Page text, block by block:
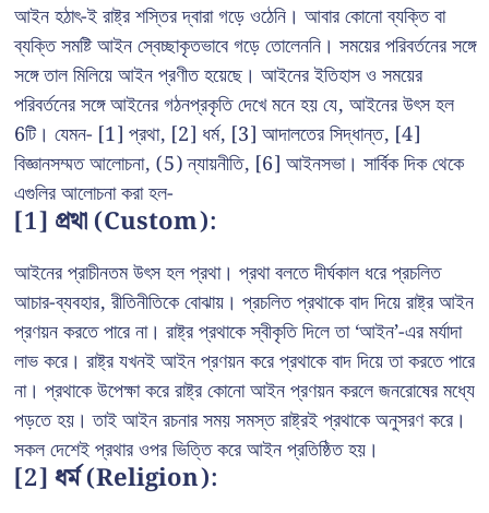
আইন হঠাৎ-ই রাষ্ট্র শস্তির দ্বারা গড়ে ওঠেনি। আবার কোনো ব্যক্তি বা
ব্যক্তি সমষ্টি আইন স্বেচ্ছাকৃতভাবে গড়ে তোলেননি। সময়ের পরিবর্তনের সঙ্গে
সঙ্গে তাল মিলিয়ে আইন প্রণীত হয়েছে। আইনের ইতিহাস ও সময়ের
পরিবর্তনের সঙ্গে আইনের গঠনপ্রকৃতি দেখে মনে হয় যে, আইনের উৎস হল
6টি। যেমন- [1] প্রথা, [2] ধর্ম, [3] আদালতের সিদ্ধান্ত, [4]
বিজ্ঞানসম্মত আলোচনা, (5) ন্যায়নীতি, [6] আইনসভা। সার্বিক দিক থেকে
এগুলির আলোচনা করা হল-
[1] প্রথা (Custom):
আইনের প্রাচীনতম উৎস হল প্রথা। প্রথা বলতে দীর্ঘকাল ধরে প্রচলিত
আচার-ব্যবহার, রীতিনীতিকে বোঝায়। প্রচলিত প্রথাকে বাদ দিয়ে রাষ্ট্র আইন
প্রণয়ন করতে পারে না। রাষ্ট্র প্রথাকে স্বীকৃতি দিলে তা ‘আইন’-এর মর্যাদা
লাভ করে। রাষ্ট্র যখনই আইন প্রণয়ন করে প্রথাকে বাদ দিয়ে তা করতে পারে
না। প্রথাকে উপেক্ষা করে রাষ্ট্র কোনো আইন প্রণয়ন করলে জনরোষের মধ্যে
পড়তে হয়। তাই আইন রচনার সময় সমস্ত রাষ্ট্রই প্রথাকে অনুসরণ করে।
সকল দেশেই প্রথার ওপর ভিত্তি করে আইন প্রতিষ্ঠিত হয়।
[2] ধর্ম (Religion):